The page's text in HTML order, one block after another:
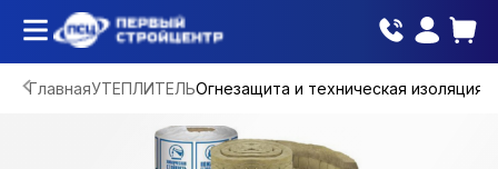
ГлавнаяУТЕПЛИТЕЛЬОгнезащита и техническая изоляция